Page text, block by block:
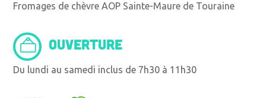
Fromages de chèvre AOP Sainte-Maure de Touraine
OUVERTURE
Du lundi au samedi inclus de 7h30 à 11h30